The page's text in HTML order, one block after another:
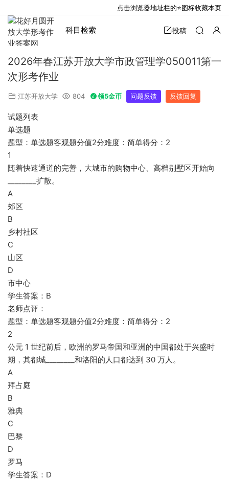
科目检索 投稿
2026年春江苏开放大学市政管理学050011第一
次形考作业
江苏开放大学 804 领5金币 问题反馈 反馈回复
试题列表
单选题
题型：单选题客观题分值2分难度：简单得分：2
1
随着快速通道的完善，大城市的购物中心、高档别墅区开始向
________扩散。
A
郊区
B
乡村社区
C
山区
D
市中心
学生答案：B
老师点评：
题型：单选题客观题分值2分难度：简单得分：2
2
公元 1 世纪前后，欧洲的罗马帝国和亚洲的中国都处于兴盛时
期，其都城________和洛阳的人口都达到 30 万人。
A
拜占庭
B
雅典
C
巴黎
D
罗马
学生答案：D
点击浏览器地址栏的⭐图标收藏本页